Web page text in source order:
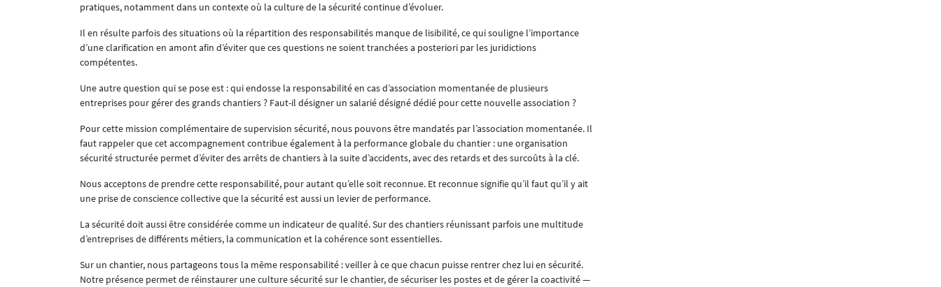
pratiques, notamment dans un contexte où la culture de la sécurité continue d’évoluer.
Il en résulte parfois des situations où la répartition des responsabilités manque de lisibilité, ce qui souligne l’importance
d’une clarification en amont afin d’éviter que ces questions ne soient tranchées a posteriori par les juridictions
compétentes.
Une autre question qui se pose est : qui endosse la responsabilité en cas d’association momentanée de plusieurs
entreprises pour gérer des grands chantiers ? Faut-il désigner un salarié désigné dédié pour cette nouvelle association ?
Pour cette mission complémentaire de supervision sécurité, nous pouvons être mandatés par l’association momentanée. Il
faut rappeler que cet accompagnement contribue également à la performance globale du chantier : une organisation
sécurité structurée permet d’éviter des arrêts de chantiers à la suite d’accidents, avec des retards et des surcoûts à la clé.
Nous acceptons de prendre cette responsabilité, pour autant qu’elle soit reconnue. Et reconnue signifie qu’il faut qu’il y ait
une prise de conscience collective que la sécurité est aussi un levier de performance.
La sécurité doit aussi être considérée comme un indicateur de qualité. Sur des chantiers réunissant parfois une multitude
d’entreprises de différents métiers, la communication et la cohérence sont essentielles.
Sur un chantier, nous partageons tous la même responsabilité : veiller à ce que chacun puisse rentrer chez lui en sécurité.
Notre présence permet de réinstaurer une culture sécurité sur le chantier, de sécuriser les postes et de gérer la coactivité —